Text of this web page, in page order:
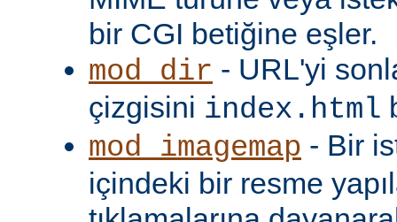
bir CGI betiğine eşler.
mod_dir - URL'yi
çizgisini index.html
mod_imagemap - Bir
içindeki bir resme